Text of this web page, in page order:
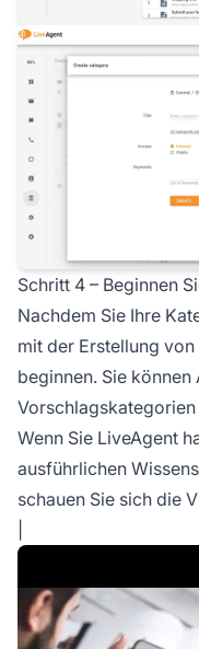
Schritt 4 – Beginnen
Nachdem Sie Ihre
mit der Erstellung
beginnen. Sie
Wenn Sie LiveAgent
ausführlichen
schauen Sie sich die